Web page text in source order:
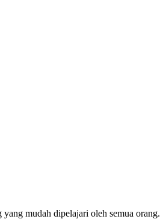
mudah dipelajari oleh semua orang.